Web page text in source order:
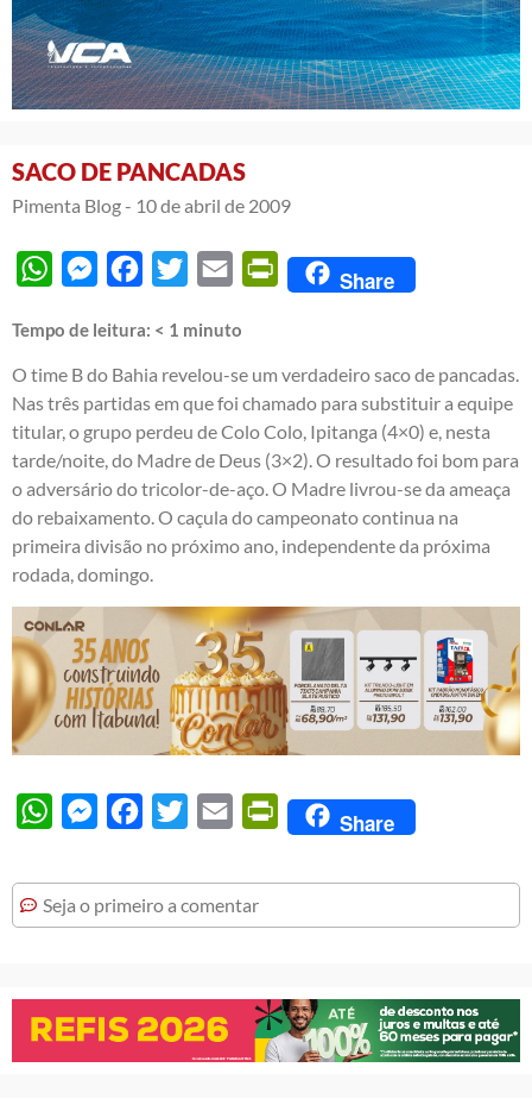
SACO DE PANCADAS
Pimenta Blog - 10 de abril de 2009
WhatsAppMessengerFacebook
Twitter Email PrintFriendly
Share
Tempo de leitura: < 1 minuto
O time B do Bahia revelou-se um verdadeiro saco de pancadas.
Nas três partidas em que foi chamado para substituir a equipe
titular, o grupo perdeu de Colo Colo, Ipitanga (4×0) e, nesta
tarde/noite, do Madre de Deus (3×2). O resultado foi bom para
o adversário do tricolor-de-aço. O Madre livrou-se da ameaça
do rebaixamento. O caçula do campeonato continua na
primeira divisão no próximo ano, independente da próxima
rodada, domingo.
WhatsAppMessengerFacebook
Twitter Email PrintFriendly
Share
Seja o primeiro a comentar